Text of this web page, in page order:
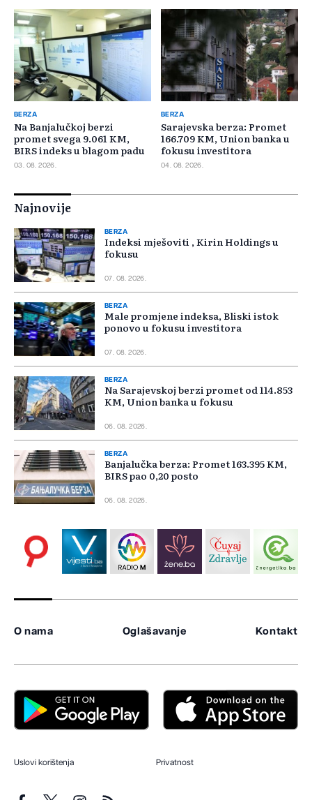
BERZA
Na Banjalučkoj berzi
promet svega 9.061 KM,
BIRS indeks u blagom padu
03. 08. 2026.
BERZA
Sarajevska berza: Promet
166.709 KM, Union banka u
fokusu investitora
04. 08. 2026.
Najnovije
BERZA
Indeksi mješoviti , Kirin Holdings u
fokusu
07. 08. 2026.
BERZA
Male promjene indeksa, Bliski istok
ponovo u fokusu investitora
07. 08. 2026.
BERZA
Na Sarajevskoj berzi promet od 114.853
KM, Union banka u fokusu
06. 08. 2026.
BERZA
Banjalučka berza: Promet 163.395 KM,
BIRS pao 0,20 posto
06. 08. 2026.
O nama Oglašavanje Kontakt
Uslovi korištenja Privatnost